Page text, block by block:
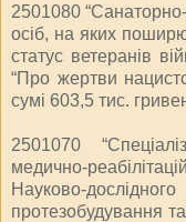
2501080
осіб, на яких
статус ветеранів
“Про жертви
сумі 603,5 тис.
2501070
медично-
Науково-
протезобудування